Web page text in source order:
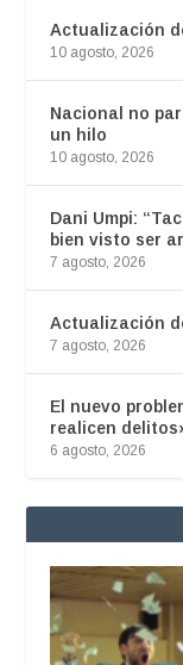
Actualización
10 agosto, 2026
Nacional no
un hilo
10 agosto, 2026
Dani Umpi:
bien visto ser
7 agosto, 2026
Actualización
7 agosto, 2026
El nuevo
realicen
6 agosto, 2026